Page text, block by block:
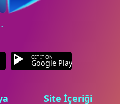
GET IT ON
Google Play
Site İçeriği